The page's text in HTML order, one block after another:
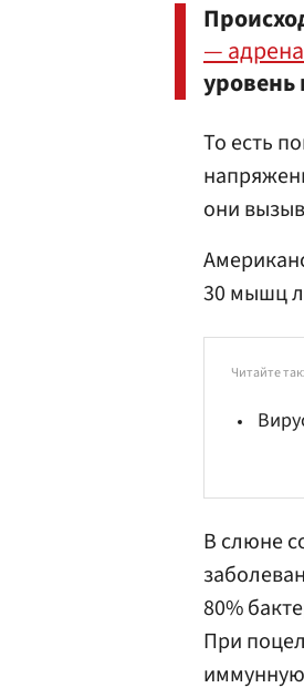
—
уровень
То есть
они
30 мышц
Читайте
В слюне
80%
При
иммунную